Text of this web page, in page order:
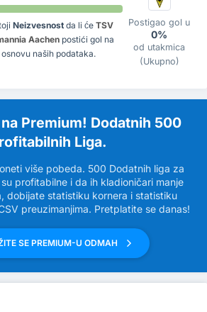
Neizvesnostda li će TSV
Aachenpostići gol na
osnovu naših podataka.
Postigao gol u
0%
od utakmica
(Ukupno)
Premium! Dodatnih 500
Liga.
više pobeda. 500 Dodatnih liga za
profitabilne i da ih kladioničari manje
dobijate statistiku kornera i statistiku
preuzimanjima. Pretplatite se danas!
SE PREMIUM-U ODMAH